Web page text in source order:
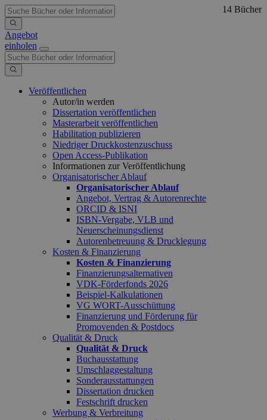
Angebot
einholen
Veröffentlichen
Autor/in werden
Dissertation veröffentlichen
Masterarbeit veröffentlichen
Habilitation publizieren
Niedriger Druckkostenzuschuss
Open Access-Publikation
Informationen zur Veröffentlichung
Organisatorischer Ablauf
Organisatorischer Ablauf
Angebot, Vertrag & Autorenrechte
ORCID & ISNI
ISBN-Vergabe, VLB und
Neuerscheinungsdienst
Autorenbetreuung & Drucklegung
Kosten & Finanzierung
Kosten & Finanzierung
Finanzierungsalternativen
VDK-Förderfonds 2026
Beispiel-Kalkulationen
VG WORT-Ausschüttung
Finanzierung und Förderung für
Promovenden & Postdocs
Qualität & Druck
Qualität & Druck
Buchausstattung
Umschlaggestaltung
Sonderausstattungen
Dissertation drucken
Festschrift drucken
Werbung & Verbreitung
14 Bücher